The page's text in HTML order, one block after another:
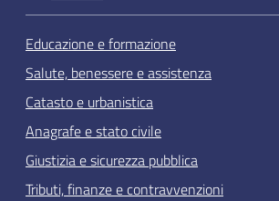
Educazione e formazione
Salute, benessere e assistenza
Catasto e urbanistica
Anagrafe e stato civile
Giustizia e sicurezza pubblica
Tributi, finanze e contravvenzioni